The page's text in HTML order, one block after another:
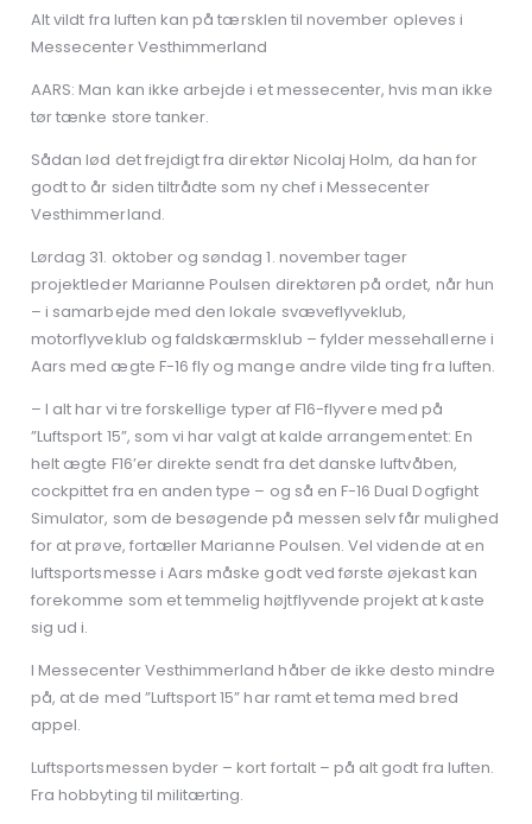
Alt vildt fra luften kan på tærsklen til november opleves i
Messecenter Vesthimmerland
AARS: Man kan ikke arbejde i et messecenter, hvis man ikke
tør tænke store tanker.
Sådan lød det frejdigt fra direktør Nicolaj Holm, da han for
godt to år siden tiltrådte som ny chef i Messecenter
Vesthimmerland.
Lørdag 31. oktober og søndag 1. november tager
projektleder Marianne Poulsen direktøren på ordet, når hun
– i samarbejde med den lokale svæveflyveklub,
motorflyveklub og faldskærmsklub – fylder messehallerne i
Aars med ægte F-16 fly og mange andre vilde ting fra luften.
– I alt har vi tre forskellige typer af F16-flyvere med på
”Luftsport 15”, som vi har valgt at kalde arrangementet: En
helt ægte F16’er direkte sendt fra det danske luftvåben,
cockpittet fra en anden type – og så en F-16 Dual Dogfight
Simulator, som de besøgende på messen selv får mulighed
for at prøve, fortæller Marianne Poulsen. Vel vidende at en
luftsportsmesse i Aars måske godt ved første øjekast kan
forekomme som et temmelig højtflyvende projekt at kaste
sig ud i.
I Messecenter Vesthimmerland håber de ikke desto mindre
på, at de med ”Luftsport 15” har ramt et tema med bred
appel.
Luftsportsmessen byder – kort fortalt – på alt godt fra luften.
Fra hobbyting til militærting.